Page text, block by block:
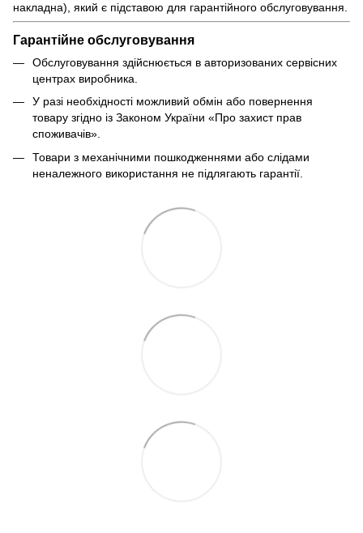
накладна), який є підставою для гарантійного обслуговування.
Гарантійне обслуговування
Обслуговування здійснюється в авторизованих сервісних
центрах виробника.
У разі необхідності можливий обмін або повернення
товару згідно із Законом України «Про захист прав
споживачів».
Товари з механічними пошкодженнями або слідами
неналежного використання не підлягають гарантії.